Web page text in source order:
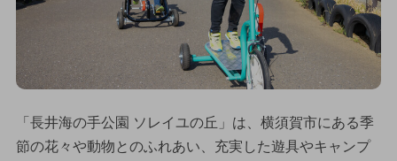
「長井海の手公園 ソレイユの丘」は、横須賀市にある季
節の花々や動物とのふれあい、充実した遊具やキャンプ